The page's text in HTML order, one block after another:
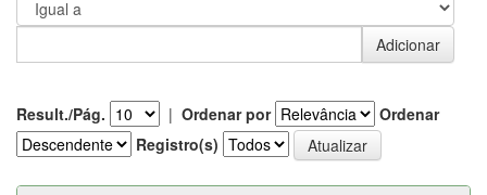
Result./Pág. | Ordenar por
Ordenar
Registro(s)